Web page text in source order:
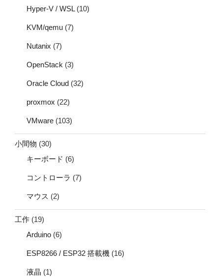
Hyper-V / WSL(10)
KVM/qemu (7)
Nutanix (7)
OpenStack (3)
Oracle Cloud (32)
proxmox (22)
VMware (103)
小間物 (30)
キーボード (6)
コントローラ (7)
マウス (2)
工作 (19)
Arduino (6)
ESP8266 / ESP32 搭載機 (16)
液晶 (1)